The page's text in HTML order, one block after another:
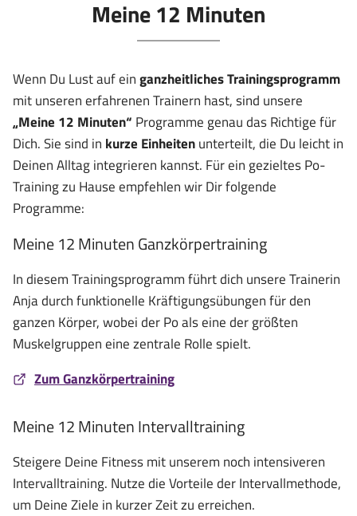
Meine 12 Minuten
Wenn Du Lust auf einganzheitliches Trainingsprogramm
mit unseren erfahrenen Trainern hast, sind unsere
„Meine 12 Minuten“ Programme genau das Richtige für
Dich. Sie sind in kurze Einheitenunterteilt, die Du leicht in
Deinen Alltag integrieren kannst. Für ein gezieltes Po-
Training zu Hause empfehlen wir Dir folgende
Programme:
Meine 12 Minuten Ganzkörpertraining
In diesem Trainingsprogramm führt dich unsere Trainerin
Anja durch funktionelle Kräftigungsübungen für den
ganzen Körper, wobei der Po als eine der größten
Muskelgruppen eine zentrale Rolle spielt.
Zum Ganzkörpertraining
Meine 12 Minuten Intervalltraining
Steigere Deine Fitness mit unserem noch intensiveren
Intervalltraining. Nutze die Vorteile der Intervallmethode,
um Deine Ziele in kurzer Zeit zu erreichen.